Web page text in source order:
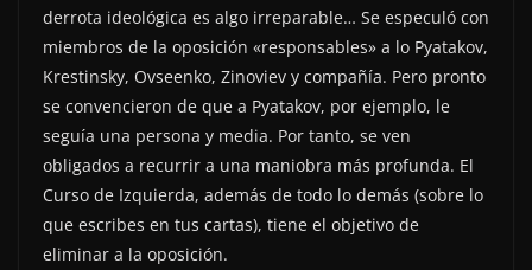
derrota ideológica es algo irreparable… Se especuló con
miembros de la oposición «responsables» a lo Pyatakov,
Krestinsky, Ovseenko, Zinoviev y compañía. Pero pronto
se convencieron de que a Pyatakov, por ejemplo, le
seguía una persona y media. Por tanto, se ven
obligados a recurrir a una maniobra más profunda. El
Curso de Izquierda, además de todo lo demás (sobre lo
que escribes en tus cartas), tiene el objetivo de
eliminar a la oposición.